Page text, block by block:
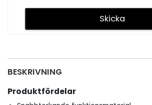
BESKRIVNING
Produktfördelar